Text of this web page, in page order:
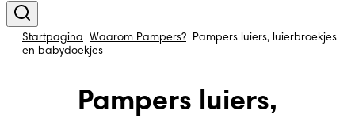
Startpagina Waarom Pampers?
Pampers luiers, luierbroekjes
en babydoekjes
Pampers luiers,